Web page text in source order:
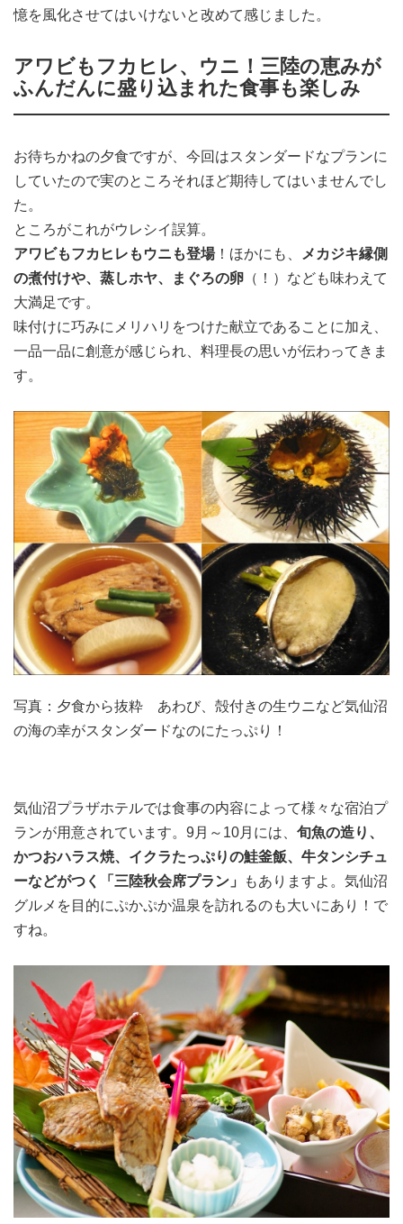
憶を風化させてはいけないと改めて感じました。
アワビもフカヒレ、ウニ！三陸の恵みが
ふんだんに盛り込まれた食事も楽しみ
お待ちかねの夕食ですが、今回はスタンダードなプランに
していたので実のところそれほど期待してはいませんでし
た。
ところがこれがウレシイ誤算。
アワビもフカヒレもウニも登場！ほかにも、
メカジキ縁側
の煮付けや、蒸しホヤ、まぐろの卵 （！）なども味わえて
大満足です。
味付けに巧みにメリハリをつけた献立であることに加え、
一品一品に創意が感じられ、料理長の思いが伝わってきま
す。
写真：夕食から抜粋 あわび、殻付きの生ウニなど気仙沼
の海の幸がスタンダードなのにたっぷり！
気仙沼プラザホテルでは食事の内容によって様々な宿泊プ
ランが用意されています。9月～10月には、 旬魚の造り、
かつおハラス焼、イクラたっぷりの鮭釜飯、牛タンシチュ
ーなどがつく「三陸秋会席プラン」
もありますよ。気仙沼
グルメを目的にぷかぷか温泉を訪れるのも大いにあり！で
すね。